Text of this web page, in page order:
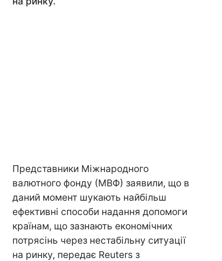
Представники Міжнародного
валютного фонду (МВФ) заявили, що в
даний момент шукають найбільш
ефективні способи надання допомоги
країнам, що зазнають економічних
потрясінь через нестабільну ситуації
на ринку, передає Reuters з